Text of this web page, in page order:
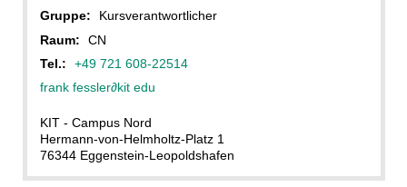
Gruppe:
Kursverantwortlicher
Raum:
CN
Tel.:
+49 721 608-22514
frank fessler∂kit edu
KIT - Campus Nord
Hermann-von-Helmholtz-Platz 1
76344 Eggenstein-Leopoldshafen